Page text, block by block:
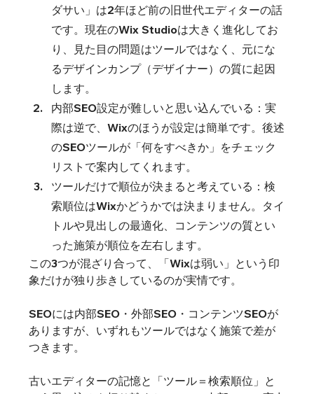
ダサい」は2年ほど前の旧世代エディターの話
です。現在のWix Studioは大きく進化してお
り、見た目の問題はツールではなく、元にな
るデザインカンプ（デザイナー）の質に起因
します。
内部SEO設定が難しいと思い込んでいる：実
際は逆で、Wixのほうが設定は簡単です。後述
のSEOツールが「何をすべきか」をチェック
リストで案内してくれます。
ツールだけで順位が決まると考えている：検
索順位はWixかどうかでは決まりません。タイ
トルや見出しの最適化、コンテンツの質とい
った施策が順位を左右します。
この3つが混ざり合って、「Wixは弱い」という印
象だけが独り歩きしているのが実情です。
SEOには内部SEO・外部SEO・コンテンツSEOが
ありますが、いずれもツールではなく施策で差が
つきます。
古いエディターの記憶と「ツール＝検索順位」と